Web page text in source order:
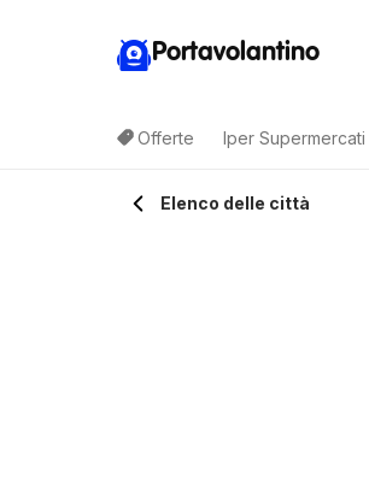
Portavolantino
Offerte Iper Supermercati
Elenco delle città